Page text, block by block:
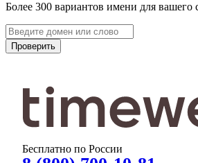
Более 300 вариантов имени для вашего
Проверить
Бесплатно по России